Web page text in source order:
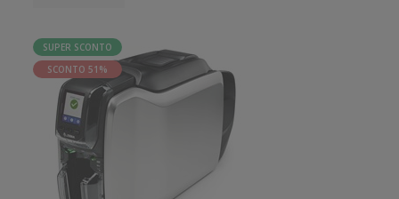
SUPER SCONTO
SCONTO 51%